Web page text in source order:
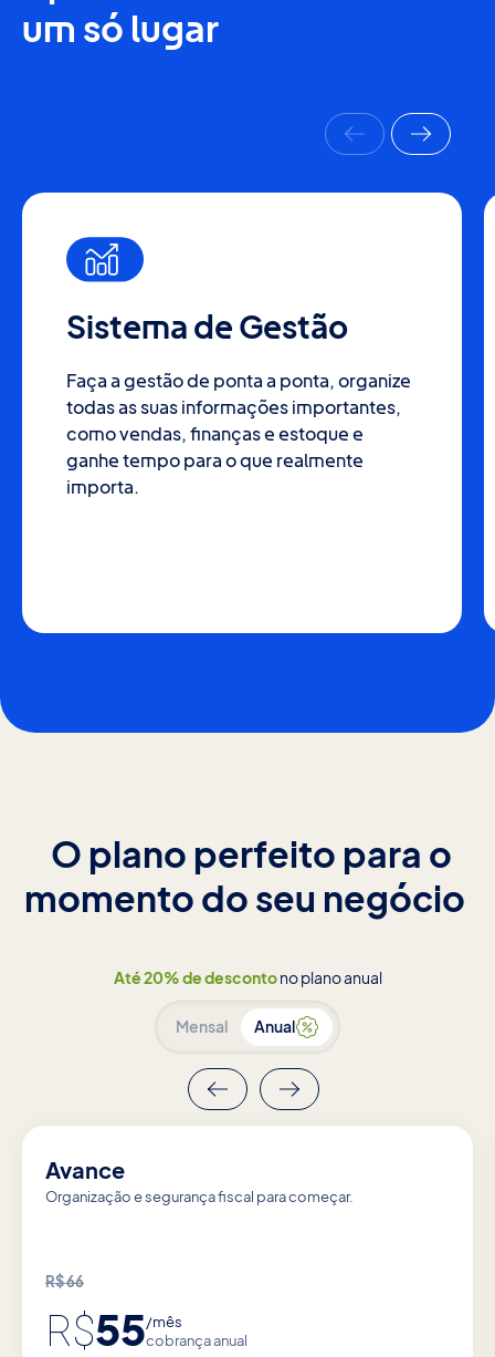
um só lugar
Sistema de Gestão
Faça a gestão de ponta a ponta, organize
todas as suas informações importantes,
como vendas, finanças e estoque e
ganhe tempo para o que realmente
importa.
O plano perfeito para o
momento do seu negócio
Até 20% de descontono plano anual
Mensal Anual
Avance
Organização e segurança fiscal para começar.
R$66
R$55/mês
cobrança anual